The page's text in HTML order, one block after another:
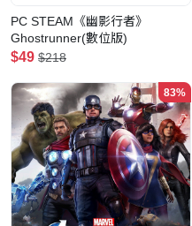
PC STEAM《幽影行者》
Ghostrunner(數位版)
$49 $218
83%